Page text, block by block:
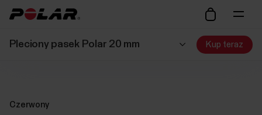
Pleciony pasek Polar 20 mm Kup teraz
Czerwony